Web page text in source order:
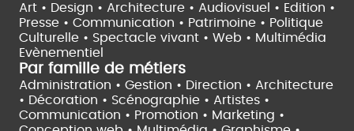
Art • Design • Architecture • Audiovisuel • Edition •
Presse • Communication • Patrimoine • Politique
Culturelle • Spectacle vivant • Web • Multimédia
Evènementiel
Par famille de métiers
Administration • Gestion • Direction • Architecture
• Décoration • Scénographie • Artistes •
Communication • Promotion • Marketing •